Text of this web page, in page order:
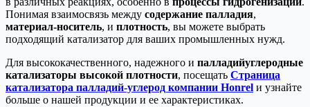
Понимая взаимосвязь между содержание палладия,
материал-носитель, и плотность, вы можете выбрать
подходящий катализатор для ваших промышленных нужд.
Для высококачественного, надежного и палладийуглеродные
катализаторы высокой плотности, посещать Страница
катализатора палладий-углерод компании Honrel и узнайте
больше о нашей продукции и ее характеристиках.